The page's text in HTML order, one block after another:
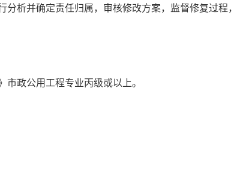
析并确定责任归属，审核修改方案，监督修复过程
政公用工程专业丙级或以上。